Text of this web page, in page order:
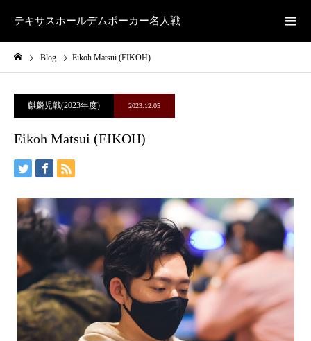
テキサスホールデムポーカー名人戦
Blog Eikoh Matsui (EIKOH)
麒麟児戦(2023年度) 2023.12.05
Eikoh Matsui (EIKOH)